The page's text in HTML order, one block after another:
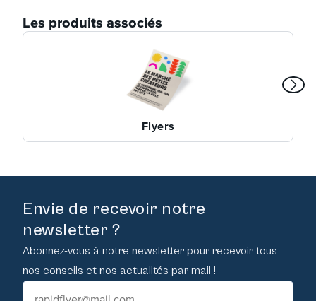
Les produits associés
Flyers
Envie de recevoir notre
newsletter ?
Abonnez-vous à notre newsletter pour recevoir tous
nos conseils et nos actualités par mail !